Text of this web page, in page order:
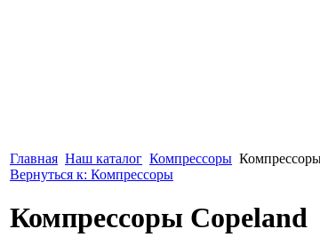
Главная Наш каталог Компрессоры
Вернуться к: Компрессоры
Компрессоры Copeland